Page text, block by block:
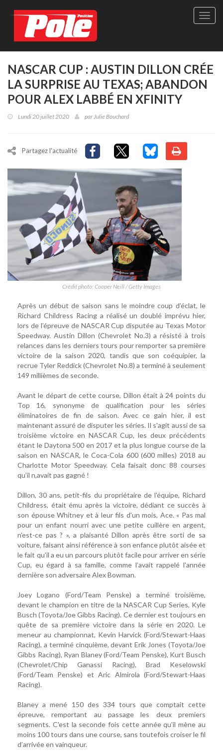
Site
-
Le
NASCAR CUP : AUSTIN DILLON CRÉE
LA SURPRISE AU TEXAS; ABANDON
POUR ALEX LABBÉ EN XFINITY
Lundi 20 juillet 2020 parJulie Bouchard
Partagez l'actualité
Crédit photo: Cooper Neill / Getty Images
Après un début de saison sans le moindre coup d’éclat, le
Richard Childress Racing a réalisé un doublé imprévu hier,
lors de l’épreuve de NASCAR Cup disputée au Texas Motor
Speedway. Austin Dillon (Chevrolet No.3) a résisté à trois
relances dans les derniers tours pour remporter sa première
victoire de la saison 2020, tandis que son coéquipier, la
recrue Tyler Reddick (Chevrolet No.8) a terminé à seulement
149 millièmes de seconde.
Avant le départ de cette course, Dillon était à 24 points du
Top 16, synonyme de qualification pour les séries
éliminatoires de fin de saison. Avec ce gain hier, il est
maintenant assuré de disputer les séries. Il s'agit aussi de sa
troisième victoire en NASCAR Cup, les deux précédents
étant le Daytona 500 en 2017 et la plus longue course de la
saison en NASCAR, le Coca-Cola 600 (600 milles) 2018 au
Charlotte Motor Speedway. Cela faisait donc 88 courses
qu’il n,avait pas gagné !
Dillon, 30 ans, petit-fils du propriétaire de l'équipe, Richard
Childress, était ému après la victoire, dédiant ce succès à
son épouse Whitney et à leur fils d'un mois, Ace. « Pas mal
pour un enfant nourri avec une petite cuillère en argent,
n'est-ce pas ? », a plaisanté Dillon après être sorti de sa
voiture, faisant ainsi référence à son enfance plutôt aisée et
le fait qu’il a eu un parcours plutôt facile pour arriver en série
Cup, eu égard à sa famille, comme l’avait rappelé l'année
dernière son adversaire Alex Bowman.
Joey Logano (Ford/Team Penske) a terminé troisième,
devant le champion en titre de la NASCAR Cup Series, Kyle
Busch (Toyota/Joe Gibbs Racing). Ce dernier est toujours en
quête de sa première victoire dans la série en 2020. Le
meneur au championnat, Kevin Harvick (Ford/Stewart-Haas
Racing), a terminé cinquième, devant Erik Jones (Toyota/Joe
Gibbs Racing), Ryan Blaney (Ford/Team Penske), Kurt Busch
(Chevrolet/Chip Ganassi Racing), Brad Keselowski
(Ford/Team Penske) et Aric Almirola (Ford/Stewart-Haas
Racing).
Blaney a mené 150 des 334 tours que comptait cette
épreuve, remportant au passage les deux premiers
segments. C'est la seconde fois cette année qu'il mène au
moins 100 tours dans une course, sans toutefois croiser le fil
d’arrivée en vainqueur.